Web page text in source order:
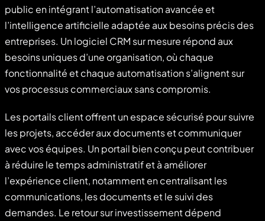
public en intégrant l’automatisation avancée et
l’intelligence artificielle adaptée aux besoins précis des
entreprises. Un logiciel CRM sur mesure répond aux
besoins uniques d’une organisation, où chaque
fonctionnalité et chaque automatisation s’alignent sur
vos processus commerciaux sans compromis.
Les portails client offrent un espace sécurisé pour suivre
les projets, accéder aux documents et communiquer
avec vos équipes. Un portail bien conçu peut contribuer
à réduire le temps administratif et à améliorer
l’expérience client, notamment en centralisant les
communications, les documents et le suivi des
demandes. Le retour sur investissement dépend